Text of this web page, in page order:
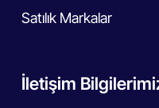
Satılık Markalar
İletişim